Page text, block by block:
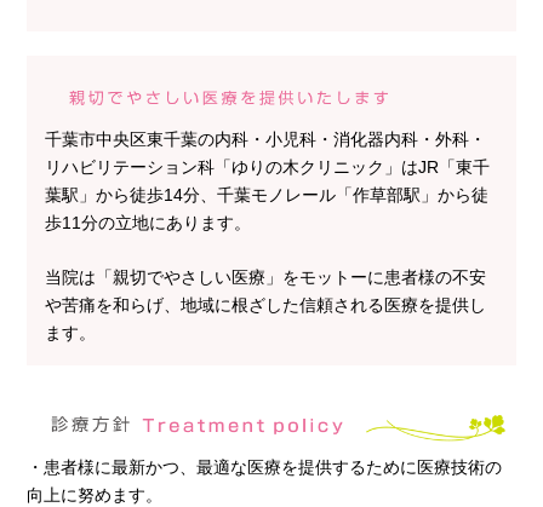
千葉市中央区東千葉の内科・小児科・消化器内科・外科・
リハビリテーション科「ゆりの木クリニック」はJR「東千
葉駅」から徒歩14分、千葉モノレール「作草部駅」から徒
歩11分の立地にあります。
当院は「親切でやさしい医療」をモットーに患者様の不安
や苦痛を和らげ、地域に根ざした信頼される医療を提供し
ます。
・患者様に最新かつ、最適な医療を提供するために医療技術の
向上に努めます。